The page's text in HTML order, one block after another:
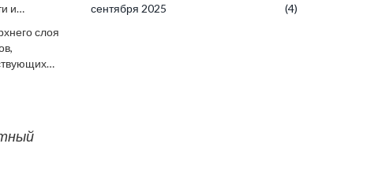
и
слоя
несколько
сентября 2025 (4)